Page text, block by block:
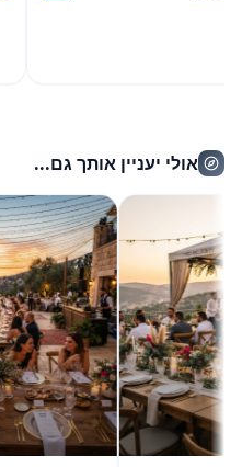
אולי יעניין אותך גם...